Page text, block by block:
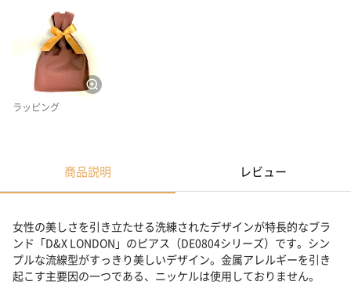
ラッピング
商品説明 レビュー
女性の美しさを引き立たせる洗練されたデザインが特長的なブラ
ンド「D&X LONDON」のピアス（DE0804シリーズ）です。シン
プルな流線型がすっきり美しいデザイン。金属アレルギーを引き
起こす主要因の一つである、ニッケルは使用しておりません。